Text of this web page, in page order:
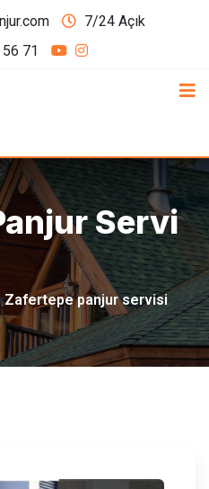
7/24 Açık
71
Servi
Zafertepe panjur servisi